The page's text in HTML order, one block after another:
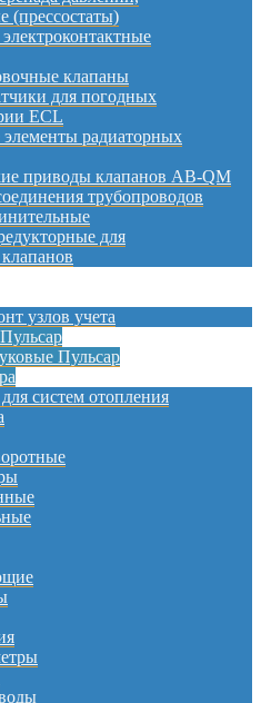
(прессостаты)
клапаны
для погодных
ECL
элементы радиаторных
приводы клапанов AB-QM
трубопроводов
для
узлов учета
Пульсар
систем отопления